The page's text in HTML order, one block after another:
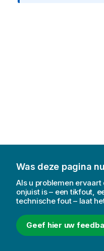
Was deze pagina
Als u problemen
onjuist is – een tikfout,
technische fout – laat
Geef hier uw